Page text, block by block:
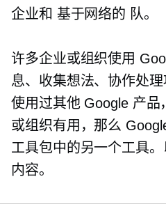
企业和 基于网络的 队。
许多企业或组织使用
息、收集想法、协作处
使用过其他 Google 产品
或组织有用，那么
工具包中的另一个工具
内容。